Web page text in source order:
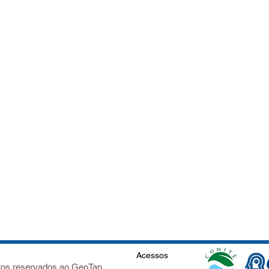
reservados ao GeoTap.
Acessos